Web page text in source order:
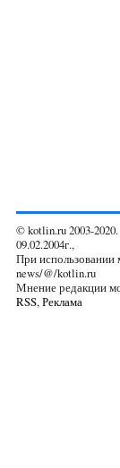
© kotlin.ru 2003-
09.02.2004г.,
При использовании
news/@/kotlin.ru
Мнение редакции
RSS,Реклама